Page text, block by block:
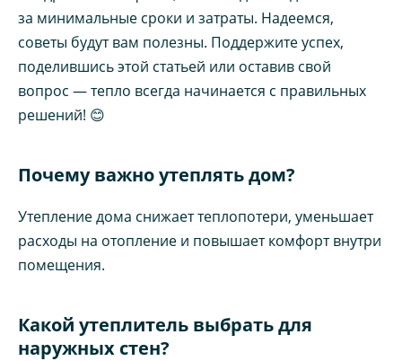
за минимальные сроки и затраты. Надеемся,
советы будут вам полезны. Поддержите успех,
поделившись этой статьей или оставив свой
вопрос — тепло всегда начинается с правильных
решений! 😊
Почему важно утеплять дом?
Утепление дома снижает теплопотери, уменьшает
расходы на отопление и повышает комфорт внутри
помещения.
Какой утеплитель выбрать для
наружных стен?